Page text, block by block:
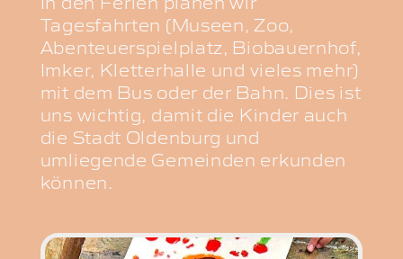
Tagesfahrten (Museen, Zoo,
Abenteuerspielplatz, Biobauernhof,
Imker, Kletterhalle und vieles mehr)
mit dem Bus oder der Bahn. Dies ist
uns wichtig, damit die Kinder auch
die Stadt Oldenburg und
umliegende Gemeinden erkunden
können.